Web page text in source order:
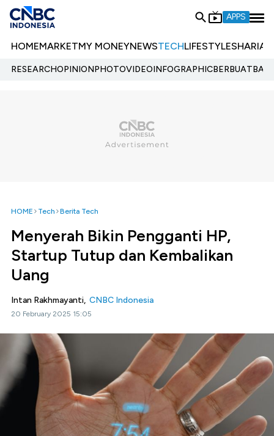
APPS
HOMEMARKETMY MONEYNEWSTECHLIFESTYLESHARIA
RESEARCHOPINIONPHOTOVIDEOINFOGRAPHIC
HOME Tech Berita Tech
Menyerah Bikin Pengganti HP,
Startup Tutup dan Kembalikan
Uang
Intan Rakhmayanti, CNBC Indonesia
20 February 2025 15:05